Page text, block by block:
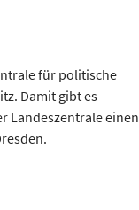
für politische
Damit gibt es
Landeszentrale einen